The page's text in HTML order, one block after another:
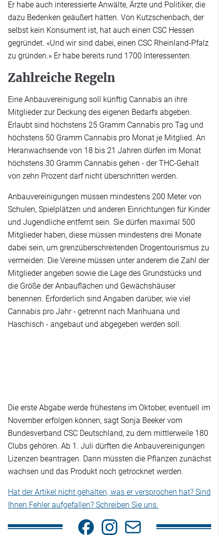
Er habe auch interessierte Anwälte, Ärzte und Politiker, die
dazu Bedenken geäußert hätten. Von Kutzschenbach, der
selbst kein Konsument ist, hat auch einen CSC Hessen
gegründet. «Und wir sind dabei, einen CSC Rheinland-Pfalz
zu gründen.» Er habe bereits rund 1700 Interessenten.
Zahlreiche Regeln
Eine Anbauvereinigung soll künftig Cannabis an ihre
Mitglieder zur Deckung des eigenen Bedarfs abgeben.
Erlaubt sind höchstens 25 Gramm Cannabis pro Tag und
höchstens 50 Gramm Cannabis pro Monat je Mitglied. An
Heranwachsende von 18 bis 21 Jahren dürfen im Monat
höchstens 30 Gramm Cannabis gehen - der THC-Gehalt
von zehn Prozent darf nicht überschritten werden.
Anbauvereinigungen müssen mindestens 200 Meter von
Schulen, Spielplätzen und anderen Einrichtungen für Kinder
und Jugendliche entfernt sein. Sie dürfen maximal 500
Mitglieder haben, diese müssen mindestens drei Monate
dabei sein, um grenzüberschreitenden Drogentourismus zu
vermeiden. Die Vereine müssen unter anderem die Zahl der
Mitglieder angeben sowie die Lage des Grundstücks und
die Größe der Anbauflächen und Gewächshäuser
benennen. Erforderlich sind Angaben darüber, wie viel
Cannabis pro Jahr - getrennt nach Marihuana und
Haschisch - angebaut und abgegeben werden soll.
Die erste Abgabe werde frühestens im Oktober, eventuell im
November erfolgen können, sagt Sonja Beeker vom
Bundesverband CSC Deutschland, zu dem mittlerweile 180
Clubs gehören. Ab 1. Juli dürften die Anbauvereinigungen
Lizenzen beantragen. Dann müssten die Pflanzen zunächst
wachsen und das Produkt noch getrocknet werden.
Hat der Artikel nicht gehalten, was er versprochen hat? Sind
Ihnen Fehler aufgefallen? Schreiben Sie uns.